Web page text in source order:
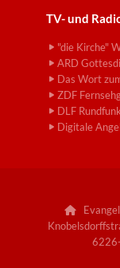
TV- und
"die Kirche"
ARD
Das Wort
ZDF
DLF
Digitale
